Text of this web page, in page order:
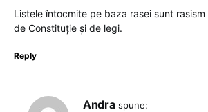
Listele întocmite pe baza rasei sunt
de Constituție și de legi.
Reply
Andra spune: